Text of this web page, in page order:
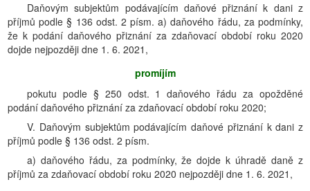
Daňovým subjektům podávajícím daňové přiznání k dani z
příjmů podle § 136 odst. 2 písm. a) daňového řádu, za podmínky,
že k podání daňového přiznání za zdaňovací období roku 2020
dojde nejpozději dne 1. 6. 2021,
promíjím
pokutu podle § 250 odst. 1 daňového řádu za opožděné
podání daňového přiznání za zdaňovací období roku 2020;
V. Daňovým subjektům podávajícím daňové přiznání k dani z
příjmů podle § 136 odst. 2 písm.
a) daňového řádu, za podmínky, že dojde k úhradě daně z
příjmů za zdaňovací období roku 2020 nejpozději dne 1. 6. 2021,